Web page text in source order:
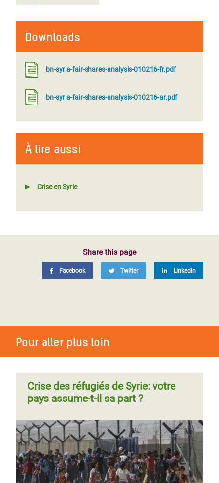
Downloads
bn-syria-fair-shares-analysis-010216-fr.pdf
bn-syria-fair-shares-analysis-010216-ar.pdf
À lire aussi
Crise en Syrie
Share this page
Facebook Twitter LinkedIn
Pour aller plus loin
Crise des réfugiés de Syrie: votre
pays assume-t-il sa part ?